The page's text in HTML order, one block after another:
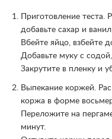
Приготовление
добавьте сахар и
Вбейте яйцо, взбейте
Добавьте муку с
Закрутите в пленку и
Выпекание коржей.
коржа в форме
Переложите на
минут.